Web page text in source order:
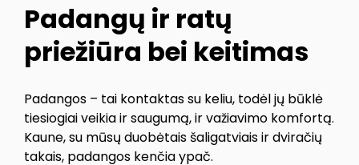
Padangų ir ratų
priežiūra bei keitimas
Padangos – tai kontaktas su keliu, todėl jų būklė
tiesiogiai veikia ir saugumą, ir važiavimo komfortą.
Kaune, su mūsų duobėtais šaligatviais ir dviračių
takais, padangos kenčia ypač.